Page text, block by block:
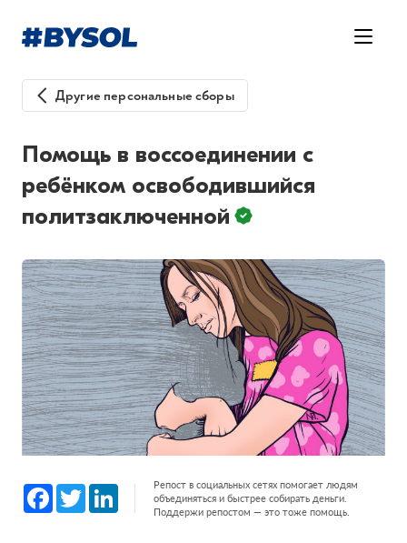
Другие персональные сборы
Помощь в воссоединении с
ребёнком освободившийся
политзаключенной
Facebook
Twitter LinkedInРепост в социальных сетях помогает людям
объединяться и быстрее собирать деньги.
Поддержи репостом — это тоже помощь.